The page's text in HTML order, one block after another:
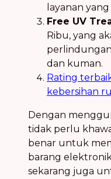
layanan
Free UV
Ribu, yang
dan kuman.
Rating
kebersihan
Dengan
tidak perlu
benar untuk
barang
sekarang juga